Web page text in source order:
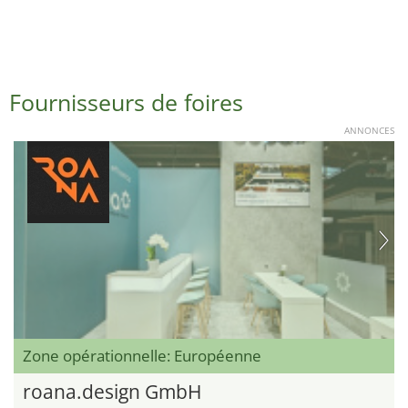
Fournisseurs de foires
ANNONCES
Zone opérationnelle: Européenne
roana.design GmbH